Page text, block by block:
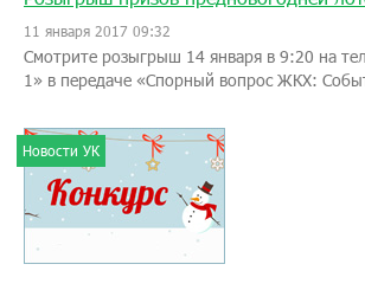
11 января 2017 09:32
Смотрите розыгрыш 14 января в 9:20 на
1» в передаче «Спорный вопрос ЖКХ:
Новости УК